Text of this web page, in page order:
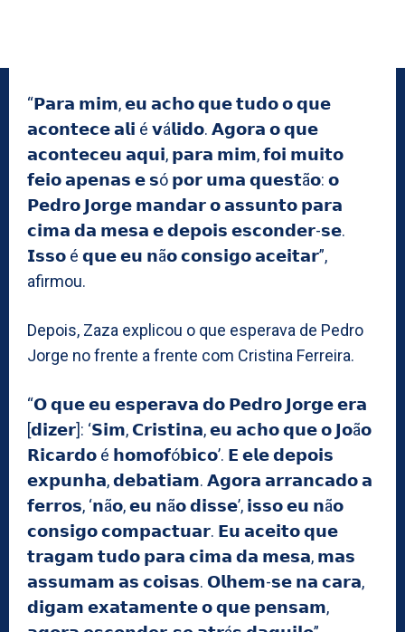
“𝗣𝗮𝗿𝗮 𝗺𝗶𝗺, 𝗲𝘂 𝗮𝗰𝗵𝗼 𝗾𝘂𝗲 𝘁𝘂𝗱𝗼 𝗼 𝗾𝘂𝗲
𝗮𝗰𝗼𝗻𝘁𝗲𝗰𝗲 𝗮𝗹𝗶 é 𝘃á𝗹𝗶𝗱𝗼. 𝗔𝗴𝗼𝗿𝗮 𝗼 𝗾𝘂𝗲
𝗮𝗰𝗼𝗻𝘁𝗲𝗰𝗲𝘂 𝗮𝗾𝘂𝗶, 𝗽𝗮𝗿𝗮 𝗺𝗶𝗺, 𝗳𝗼𝗶 𝗺𝘂𝗶𝘁𝗼
𝗳𝗲𝗶𝗼 𝗮𝗽𝗲𝗻𝗮𝘀 𝗲 𝘀ó 𝗽𝗼𝗿 𝘂𝗺𝗮 𝗾𝘂𝗲𝘀𝘁ã𝗼: 𝗼
𝗣𝗲𝗱𝗿𝗼 𝗝𝗼𝗿𝗴𝗲 𝗺𝗮𝗻𝗱𝗮𝗿 𝗼 𝗮𝘀𝘀𝘂𝗻𝘁𝗼 𝗽𝗮𝗿𝗮
𝗰𝗶𝗺𝗮 𝗱𝗮 𝗺𝗲𝘀𝗮 𝗲 𝗱𝗲𝗽𝗼𝗶𝘀 𝗲𝘀𝗰𝗼𝗻𝗱𝗲𝗿-𝘀𝗲.
𝗜𝘀𝘀𝗼 é 𝗾𝘂𝗲 𝗲𝘂 𝗻ã𝗼 𝗰𝗼𝗻𝘀𝗶𝗴𝗼 𝗮𝗰𝗲𝗶𝘁𝗮𝗿”,
afirmou.
Depois, Zaza explicou o que esperava de Pedro
Jorge no frente a frente com Cristina Ferreira.
“𝗢 𝗾𝘂𝗲 𝗲𝘂 𝗲𝘀𝗽𝗲𝗿𝗮𝘃𝗮 𝗱𝗼 𝗣𝗲𝗱𝗿𝗼 𝗝𝗼𝗿𝗴𝗲 𝗲𝗿𝗮
[𝗱𝗶𝘇𝗲𝗿]: ‘𝗦𝗶𝗺, 𝗖𝗿𝗶𝘀𝘁𝗶𝗻𝗮, 𝗲𝘂 𝗮𝗰𝗵𝗼 𝗾𝘂𝗲 𝗼 𝗝𝗼ã𝗼
𝗥𝗶𝗰𝗮𝗿𝗱𝗼 é 𝗵𝗼𝗺𝗼𝗳ó𝗯𝗶𝗰𝗼’. 𝗘 𝗲𝗹𝗲 𝗱𝗲𝗽𝗼𝗶𝘀
𝗲𝘅𝗽𝘂𝗻𝗵𝗮, 𝗱𝗲𝗯𝗮𝘁𝗶𝗮𝗺. 𝗔𝗴𝗼𝗿𝗮 𝗮𝗿𝗿𝗮𝗻𝗰𝗮𝗱𝗼 𝗮
𝗳𝗲𝗿𝗿𝗼𝘀, ‘𝗻ã𝗼, 𝗲𝘂 𝗻ã𝗼 𝗱𝗶𝘀𝘀𝗲’, 𝗶𝘀𝘀𝗼 𝗲𝘂 𝗻ã𝗼
𝗰𝗼𝗻𝘀𝗶𝗴𝗼 𝗰𝗼𝗺𝗽𝗮𝗰𝘁𝘂𝗮𝗿. 𝗘𝘂 𝗮𝗰𝗲𝗶𝘁𝗼 𝗾𝘂𝗲
𝘁𝗿𝗮𝗴𝗮𝗺 𝘁𝘂𝗱𝗼 𝗽𝗮𝗿𝗮 𝗰𝗶𝗺𝗮 𝗱𝗮 𝗺𝗲𝘀𝗮, 𝗺𝗮𝘀
𝗮𝘀𝘀𝘂𝗺𝗮𝗺 𝗮𝘀 𝗰𝗼𝗶𝘀𝗮𝘀. 𝗢𝗹𝗵𝗲𝗺-𝘀𝗲 𝗻𝗮 𝗰𝗮𝗿𝗮,
𝗱𝗶𝗴𝗮𝗺 𝗲𝘅𝗮𝘁𝗮𝗺𝗲𝗻𝘁𝗲 𝗼 𝗾𝘂𝗲 𝗽𝗲𝗻𝘀𝗮𝗺,